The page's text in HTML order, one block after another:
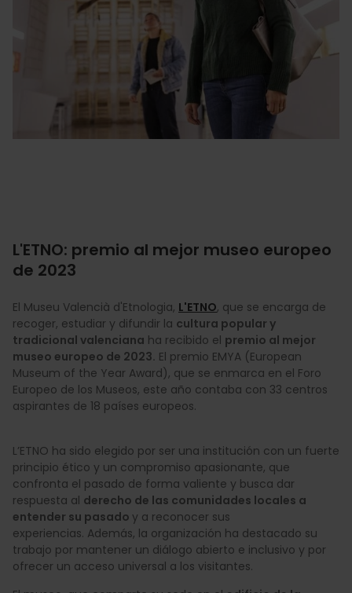
L'ETNO: premio al mejor museo europeo
de 2023
El Museu Valencià d'Etnologia, L'ETNO, que se encarga de
recoger, estudiar y difundir la cultura popular y
tradicional valenciana ha recibido el premio al mejor
museo europeo de 2023. El premio EMYA (European
Museum of the Year Award), que se enmarca en el Foro
Europeo de los Museos, este año contaba con 33 centros
aspirantes de 18 países europeos.
L’ETNO ha sido elegido por ser una institución con un fuerte
principio ético y un compromiso apasionante, que
confronta el pasado de forma valiente y busca dar
respuesta al derecho de las comunidades locales a
entender su pasado y a reconocer sus
experiencias. Además, la organización ha destacado su
trabajo por mantener un diálogo abierto e inclusivo y por
ofrecer un acceso universal a los visitantes.